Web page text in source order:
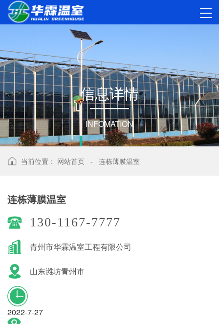
信息详情
INFOMATION
当前位置： 网站首页 - 连栋薄膜温室
连栋薄膜温室
130-1167-7777
青州市华霖温室工程有限公司
山东潍坊青州市
2022-7-27